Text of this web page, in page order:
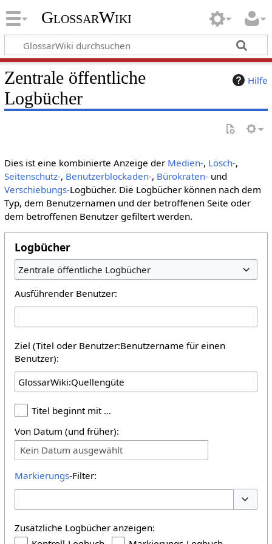
GlossarWiki
Hilfe
Zentrale öffentliche
Logbücher
Dies ist eine kombinierte Anzeige der Medien-, Lösch-,
Seitenschutz-, Benutzerblockaden-, Bürokraten-und
Verschiebungs-Logbücher. Die Logbücher können nach dem
Typ, dem Benutzernamen und der betroffenen Seite oder
dem betroffenen Benutzer gefiltert werden.
Logbücher
Zentrale öffentliche Logbücher
Ausführender Benutzer:
Ziel (Titel oder Benutzer:Benutzername für einen
Benutzer):
Titel beginnt mit …
Von Datum (und früher):
Kein Datum ausgewählt
Markierungs-Filter:
Zusätzliche Logbücher anzeigen: